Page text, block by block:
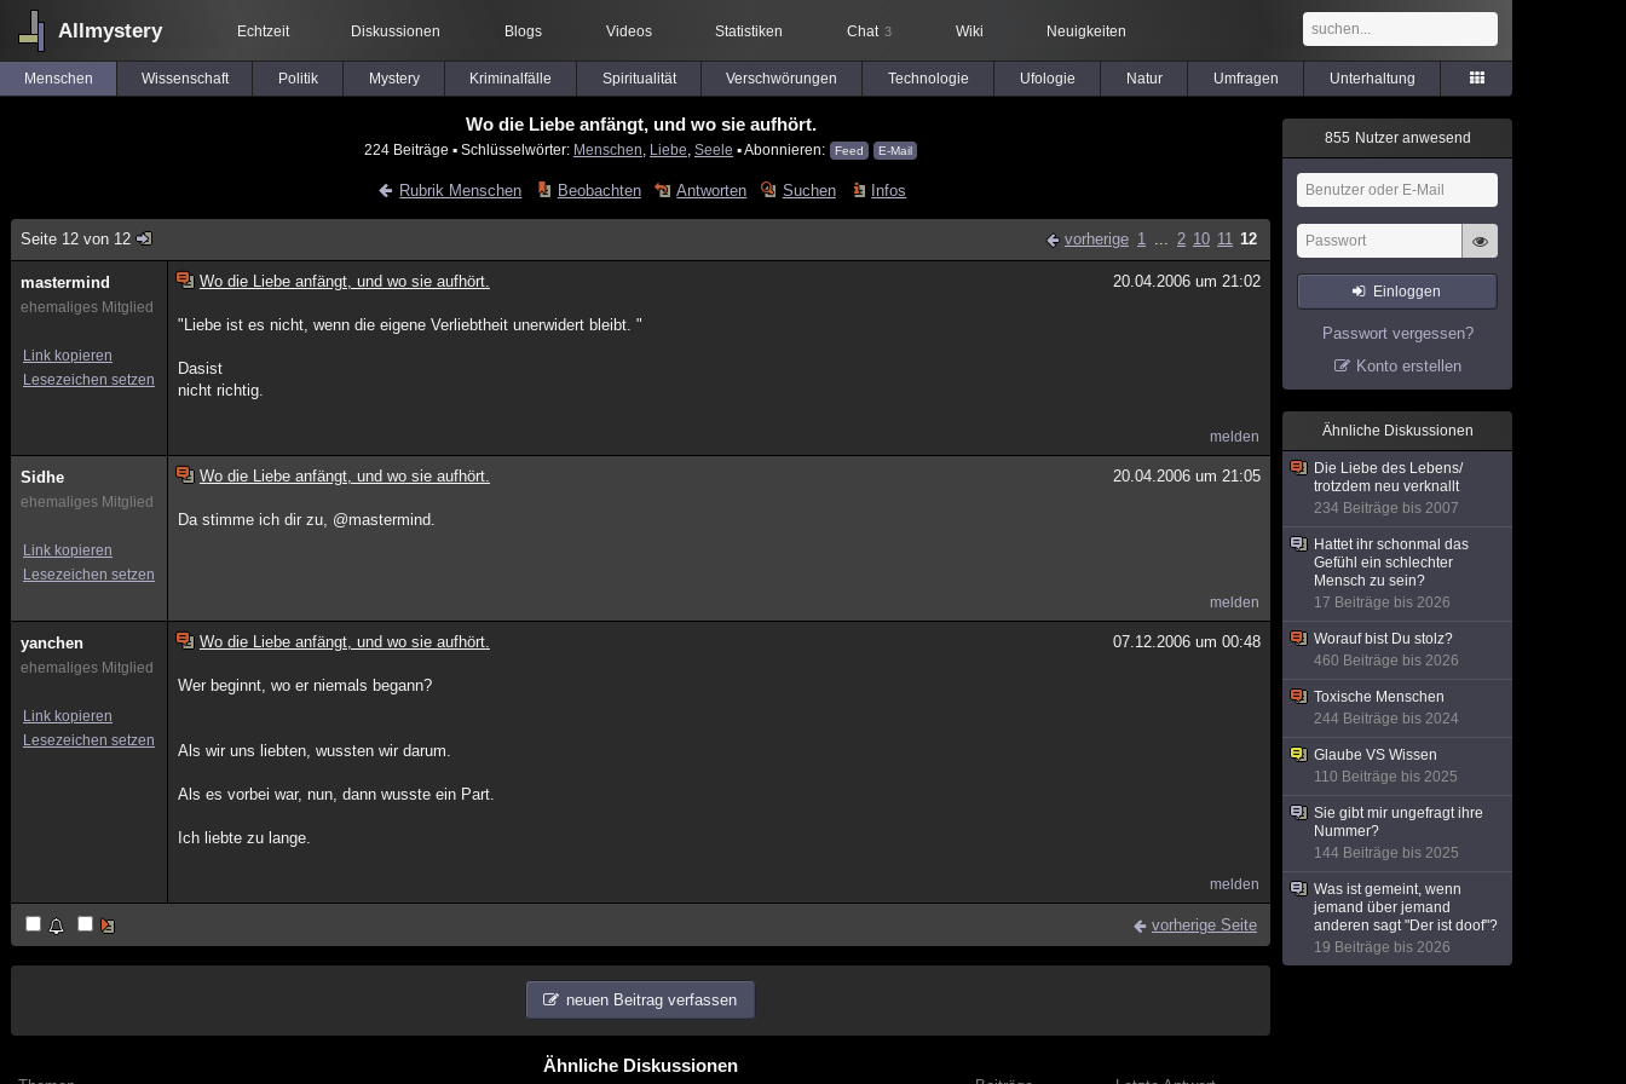
Allmystery Echtzeit Diskussionen Blogs Videos Statistiken Chat 3 Wiki Neuigkeiten
Menschen Wissenschaft Politik Mystery Kriminalfälle Spiritualität Verschwörungen Technologie Ufologie Natur Umfragen Unterhaltung
Wo die Liebe anfängt, und wo sie aufhört.
224 Beiträge ▪ Schlüsselwörter: Menschen Liebe Seele ▪ Abonnieren: Feed E-Mail
Rubrik Menschen Beobachten Antworten Suchen Infos
Seite 12 von 12 vorherige 1 ... 2 10 11 12
mastermind
ehemaliges Mitglied
Link kopieren
Lesezeichen setzen
Wo die Liebe anfängt, und wo sie aufhört. 20.04.2006 um 21:02
"Liebe ist es nicht, wenn die eigene Verliebtheit unerwidert bleibt. "
Dasist
nicht richtig.
melden
Sidhe
ehemaliges Mitglied
Link kopieren
Lesezeichen setzen
Wo die Liebe anfängt, und wo sie aufhört. 20.04.2006 um 21:05
Da stimme ich dir zu, @mastermind.
melden
yanchen
ehemaliges Mitglied
Link kopieren
Lesezeichen setzen
Wo die Liebe anfängt, und wo sie aufhört. 07.12.2006 um 00:48
Wer beginnt, wo er niemals begann?
Als wir uns liebten, wussten wir darum.
Als es vorbei war, nun, dann wusste ein Part.
Ich liebte zu lange.
melden
vorherige Seite
neuen Beitrag verfassen
Ähnliche Diskussionen
855 Nutzer anwesend
Einloggen
Passwort vergessen?
Konto erstellen
Ähnliche Diskussionen
Die Liebe des Lebens/
trotzdem neu verknallt
234 Beiträge bis 2007
Hattet ihr schonmal das
Gefühl ein schlechter
Mensch zu sein?
17 Beiträge bis 2026
Worauf bist Du stolz?
460 Beiträge bis 2026
Toxische Menschen
244 Beiträge bis 2024
Glaube VS Wissen
110 Beiträge bis 2025
Sie gibt mir ungefragt ihre
Nummer?
144 Beiträge bis 2025
Was ist gemeint, wenn
jemand über jemand
anderen sagt "Der ist doof"?
19 Beiträge bis 2026